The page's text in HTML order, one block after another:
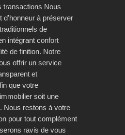
transactions Nous
d’honneur à préserver
de
intégrant confort
de finition. Notre
offrir un service
et
que votre
soit une
Nous restons à votre
pour tout complément
ravis de vous